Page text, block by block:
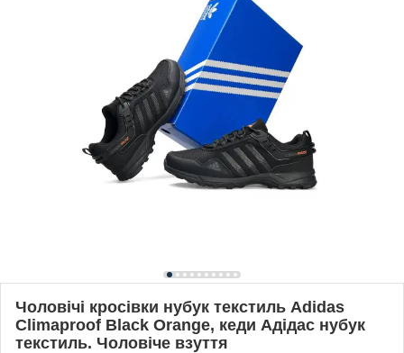
Чоловічі кросівки нубук текстиль Adidas
Climaproof Black Orange, кеди Адідас нубук
текстиль. Чоловіче взуття